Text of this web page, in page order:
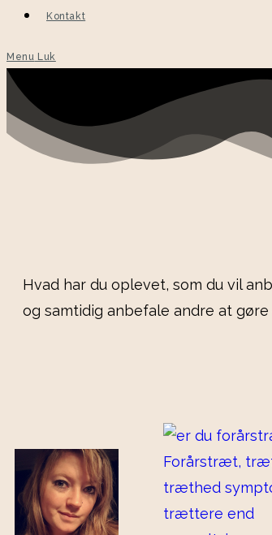
Kontakt
Menu Luk
Hvad har du oplevet, som du vil
og samtidig anbefale andre at gøre